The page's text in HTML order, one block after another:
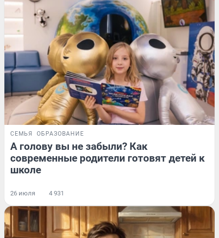
СЕМЬЯ ОБРАЗОВАНИЕ
А голову вы не забыли? Как
современные родители готовят детей к
школе
26 июля 4 931